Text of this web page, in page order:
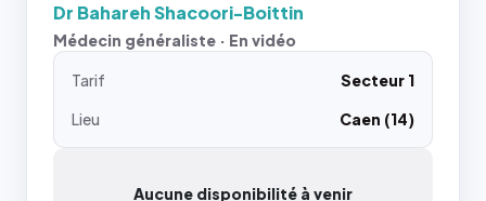
Dr Bahareh Shacoori-Boittin
Médecin généraliste · En vidéo
Tarif
Secteur 1
Lieu
Caen (14)
Aucune disponibilité à venir